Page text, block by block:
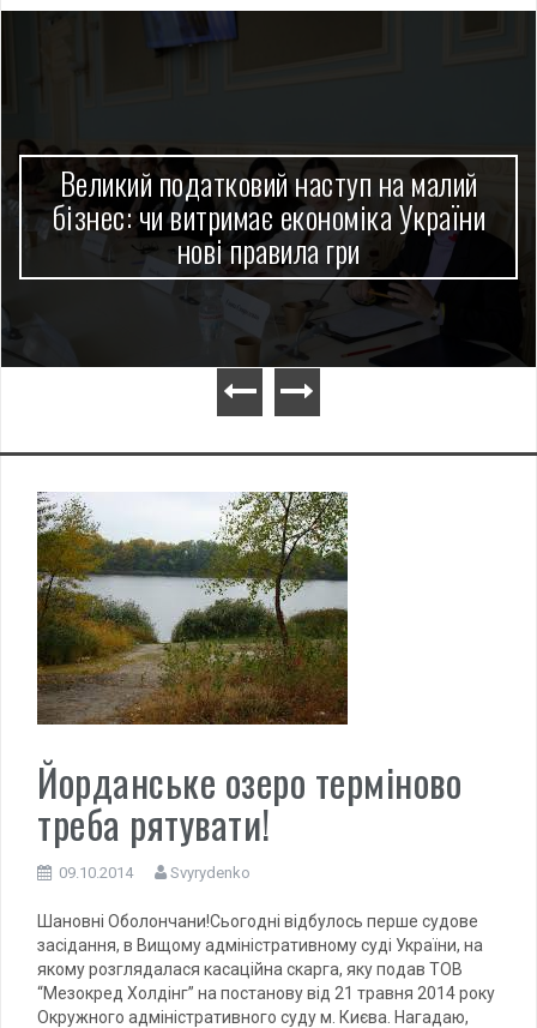
Великий податковий наступ на малий
бізнес: чи витримає економіка України
нові правила гри
Йорданське озеро терміново
треба рятувати!
09.10.2014 Svyrydenko
Шановні Оболончани!Сьогодні відбулось перше судове
засідання, в Вищому адміністративному суді України, на
якому розглядалася касаційна скарга, яку подав ТОВ
“Мезокред Холдінг” на постанову від 21 травня 2014 року
Окружного адміністративного суду м. Києва. Нагадаю,